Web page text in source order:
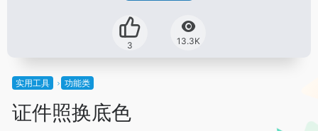
3 13.3K
实用工具 功能类
证件照换底色